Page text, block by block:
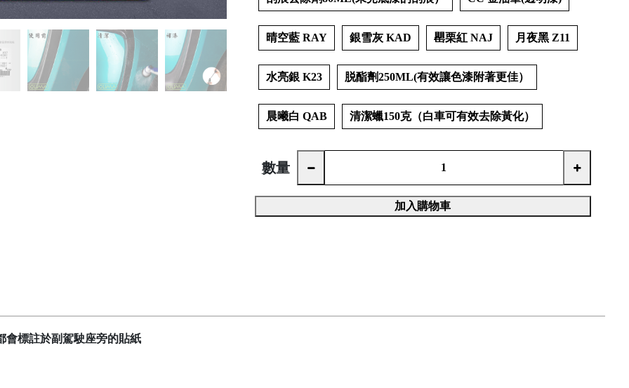
晴空藍 RAY 銀雪灰 KAD 罌栗紅 NAJ 月夜黑 Z11
水亮銀 K23 脱酯劑250ML(有效讓色漆附著更佳）
晨曦白 QAB 清潔蠟150克（白車可有效去除黃化）
數量
加入購物車
標註於副駕駛座旁的貼紙